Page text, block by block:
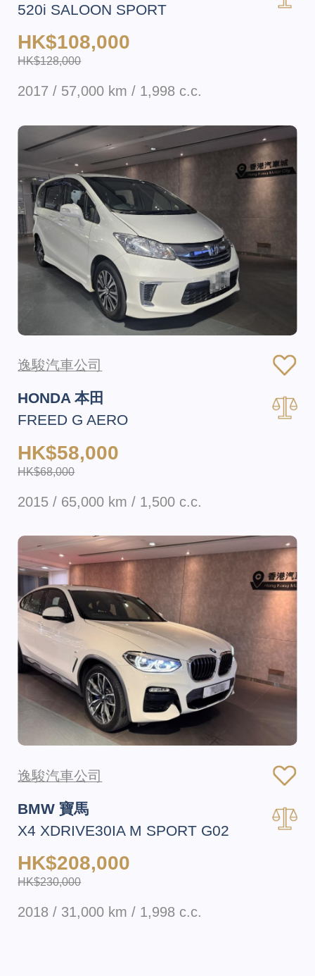
520i SALOON SPORT
HK$108,000
HK$128,000
2017 / 57,000 km / 1,998 c.c.
逸駿汽車公司
HONDA 本田
FREED G AERO
HK$58,000
HK$68,000
2015 / 65,000 km / 1,500 c.c.
逸駿汽車公司
BMW 寶馬
X4 XDRIVE30IA M SPORT G02
HK$208,000
HK$230,000
2018 / 31,000 km / 1,998 c.c.